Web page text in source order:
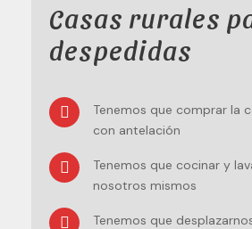
Casas rurales
despedidas
Tenemos que comprar la
con antelación
Tenemos que cocinar y
nosotros mismos
Tenemos que